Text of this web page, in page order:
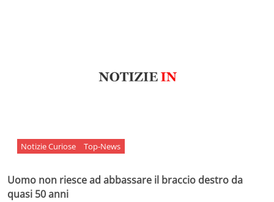
Notizie Curiose Top-News
Uomo non riesce ad abbassare il braccio destro da
quasi 50 anni